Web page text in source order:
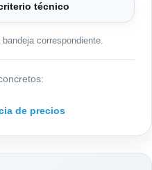
técnico
correspondiente.
de precios